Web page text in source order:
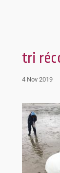
tri
4 Nov 2019